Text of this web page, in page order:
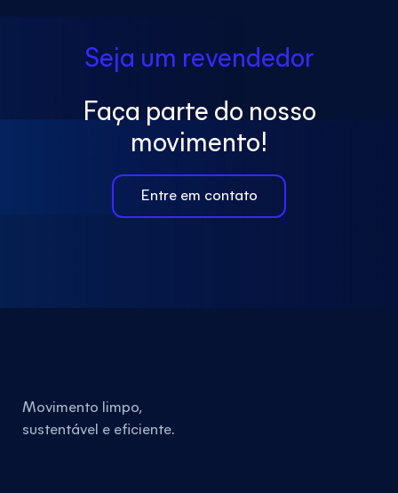
Seja um revendedor
Faça parte do nosso
movimento!
Entre em contato
Movimento limpo,
sustentável e eficiente.